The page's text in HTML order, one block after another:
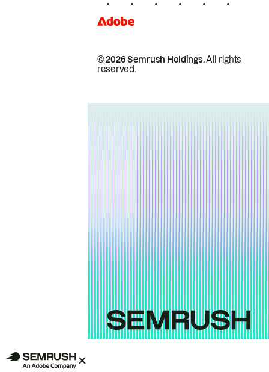
© 2026 Semrush Holdings.All rights
reserved.